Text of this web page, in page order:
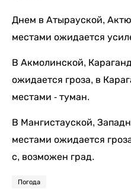
Днем в Атырауской,
местами ожидается
В Акмолинской,
ожидается гроза, в
местами - туман.
В Мангистауской,
местами ожидается
с, возможен град.
Погода